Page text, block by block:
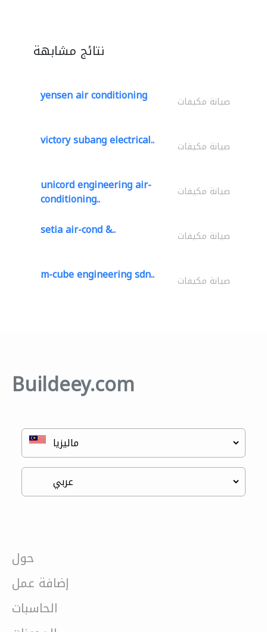
نتائج مشابهة
yensen air conditioning صيانة مكيفات
victory subang electrical.. صيانة مكيفات
unicord engineering air-
conditioning.. صيانة مكيفات
setia air-cond &.. صيانة مكيفات
m-cube engineering sdn.. صيانة مكيفات
Buildeey.com
حول
إضافة عمل
الحاسبات